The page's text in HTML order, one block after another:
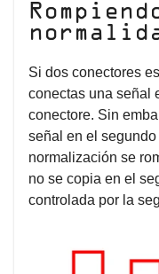
Si dos conectores
conectas una señal
conectore. Sin
señal en el
normalización se
no se copia en el
controlada por la